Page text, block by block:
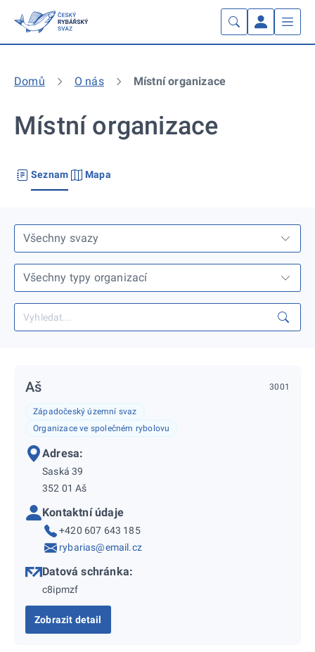
Domů O nás Místní organizace
Místní organizace
Seznam Mapa
Aš 3001
Západočeský územní svaz
Organizace ve společném rybolovu
Adresa:
Saská 39
352 01 Aš
Kontaktní údaje
+420 607 643 185
rybarias@email.cz
Datová schránka:
c8ipmzf
Zobrazit detail